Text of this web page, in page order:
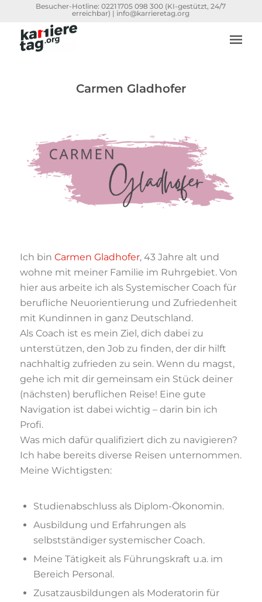
Besucher-Hotline:0221 1705 098 300 (KI-gestützt, 24/7
erreichbar) | info@karrieretag.org
Carmen Gladhofer
Ich bin Carmen Gladhofer, 43 Jahre alt und
wohne mit meiner Familie im Ruhrgebiet. Von
hier aus arbeite ich als Systemischer Coach für
berufliche Neuorientierung und Zufriedenheit
mit Kundinnen in ganz Deutschland.
Als Coach ist es mein Ziel, dich dabei zu
unterstützen, den Job zu finden, der dir hilft
nachhaltig zufrieden zu sein. Wenn du magst,
gehe ich mit dir gemeinsam ein Stück deiner
(nächsten) beruflichen Reise! Eine gute
Navigation ist dabei wichtig – darin bin ich
Profi.
Was mich dafür qualifiziert dich zu navigieren?
Ich habe bereits diverse Reisen unternommen.
Meine Wichtigsten:
Studienabschluss als Diplom-Ökonomin.
Ausbildung und Erfahrungen als
selbstständiger systemischer Coach.
Meine Tätigkeit als Führungskraft u.a. im
Bereich Personal.
Zusatzausbildungen als Moderatorin für